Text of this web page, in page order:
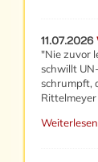
11.07.2026
"Nie zuvor
schwillt
schrumpft,